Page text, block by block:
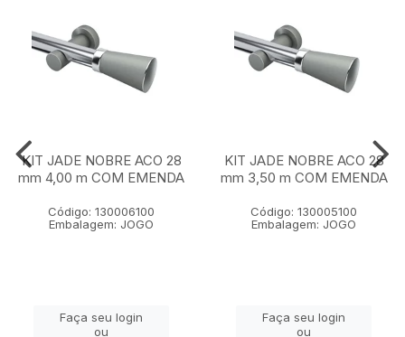
KIT JADE NOBRE ACO 28
mm 4,00 m COM EMENDA
Código: 130006100
Embalagem: JOGO
Faça seu login
ou
KIT JADE NOBRE ACO 28
mm 3,50 m COM EMENDA
Código: 130005100
Embalagem: JOGO
Faça seu login
ou